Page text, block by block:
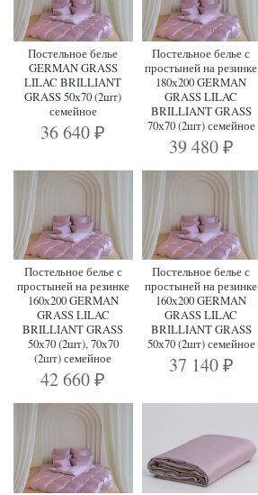
Постельное белье
GERMAN GRASS
LILAC BRILLIANT
GRASS 50х70 (2шт)
семейное
36 640₽
Постельное белье с
простыней на резинке
180х200 GERMAN
GRASS LILAC
BRILLIANT GRASS
70х70 (2шт) семейное
39 480 ₽
Постельное белье с
простыней на резинке
160х200 GERMAN
GRASS LILAC
BRILLIANT GRASS
50х70 (2шт), 70х70
(2шт) семейное
42 660₽
Постельное белье с
простыней на резинке
160х200 GERMAN
GRASS LILAC
BRILLIANT GRASS
50х70 (2шт) семейное
37 140 ₽